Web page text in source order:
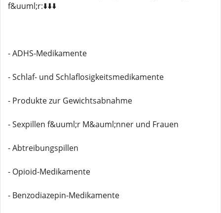
f&uuml;r:⬇️⬇️⬇️
- ADHS-Medikamente
- Schlaf- und Schlaflosigkeitsmedikamente
- Produkte zur Gewichtsabnahme
- Sexpillen f&uuml;r M&auml;nner und Frauen
- Abtreibungspillen
- Opioid-Medikamente
- Benzodiazepin-Medikamente